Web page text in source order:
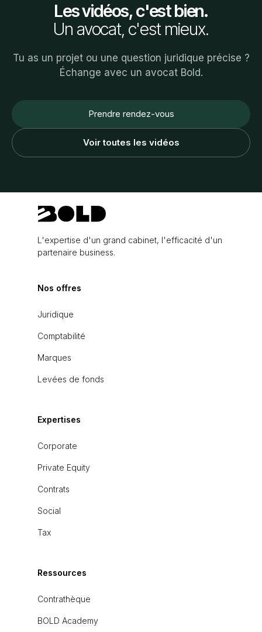
Les vidéos, c'est bien.
Un avocat, c'est mieux.
Tu as un projet ou une question juridique précise ?
Échange avec un avocat Bold.
Prendre rendez-vous
Voir toutes les vidéos
L'expertise d'un grand cabinet, l'efficacité d'un
partenaire business.
Nos offres
Juridique
Comptabilité
Marques
Levées de fonds
Expertises
Corporate
Private Equity
Contrats
Social
Tax
Ressources
Contrathèque
BOLD Academy